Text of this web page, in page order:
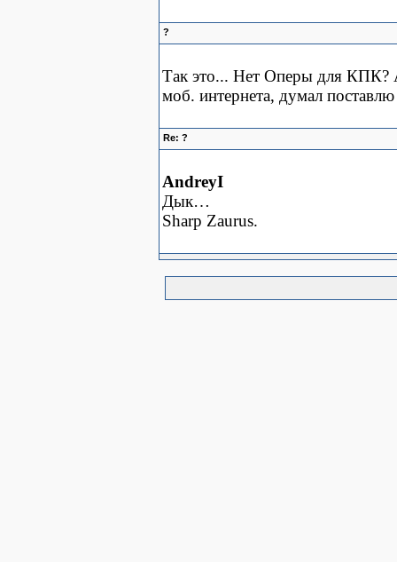
?
Так это... Нет Оперы для КПК?
моб. интернета, думал
Re: ?
AndreyI
Дык…
Sharp Zaurus.